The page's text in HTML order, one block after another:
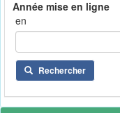
en
Rechercher